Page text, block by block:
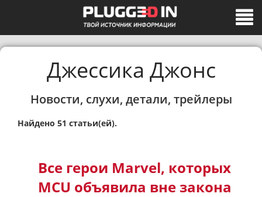
Джессика Джонс
Новости, слухи, детали, трейлеры
Найдено 51 статьи(ей).
Все герои Marvel, которых
MCU объявила вне закона